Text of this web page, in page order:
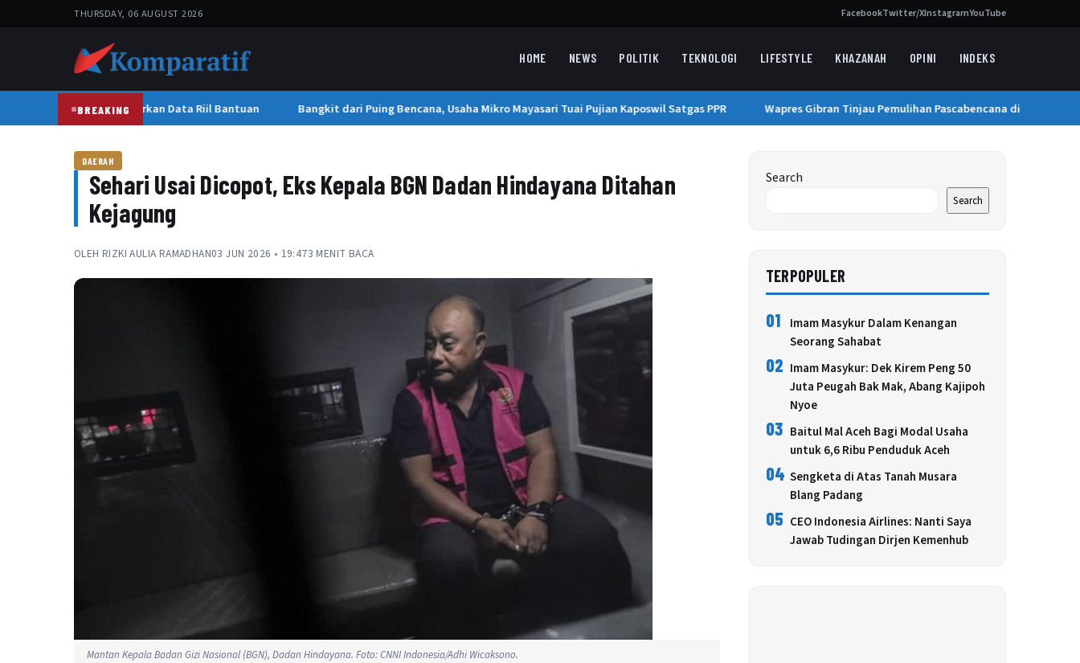
THURSDAY, 06 AUGUST 2026 FacebookTwitter/XInstagramYouTube
HOME NEWS POLITIK TEKNOLOGI LIFESTYLE KHAZANAH OPINI INDEKS
BREAKING
Pemkab Bireuen Paparkan Data Riil Bantuan Bangkit dari Puing Bencana, Usaha Mikro Mayasari Tuai Pujian Kaposwil Satgas PPR Wapres Gibran Tinjau Pemulihan Pascabencana di Aceh
DAERAH
Sehari Usai Dicopot, Eks Kepala BGN Dadan Hindayana Ditahan
Kejagung
OLEH RIZKI AULIA RAMADHAN03 JUN 2026 • 19:473 MENIT BACA
Mantan Kepala Badan Gizi Nasional (BGN), Dadan Hindayana. Foto: CNNI Indonesia/Adhi Wicaksono.
Search
Search
TERPOPULER
01
Imam Masykur Dalam Kenangan
Seorang Sahabat
02 Imam Masykur: Dek Kirem Peng 50
Juta Peugah Bak Mak, Abang Kajipoh
Nyoe
03 Baitul Mal Aceh Bagi Modal Usaha
untuk 6,6 Ribu Penduduk Aceh
04 Sengketa di Atas Tanah Musara
Blang Padang
05 CEO Indonesia Airlines: Nanti Saya
Jawab Tudingan Dirjen Kemenhub